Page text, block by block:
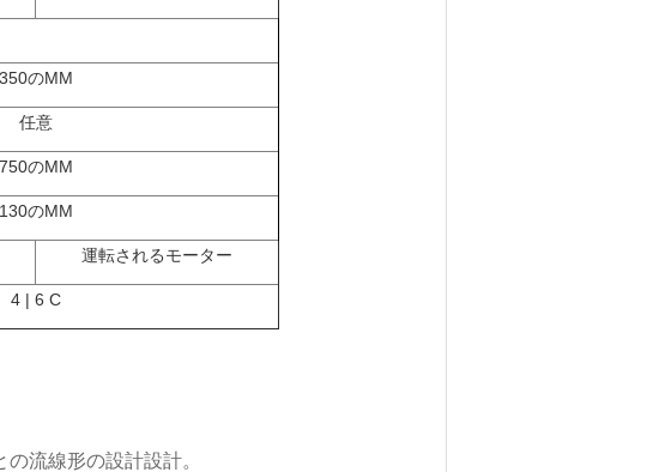
350のMM
任意
750のMM
130のMM
運転されるモーター
4 | 6 C
流線形の設計設計。